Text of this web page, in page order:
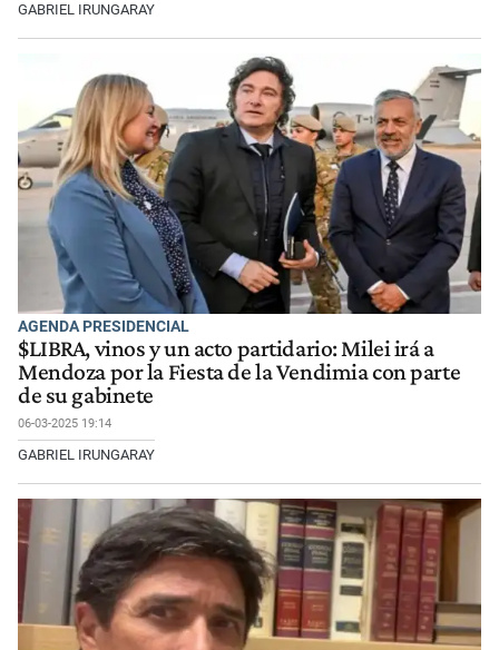
GABRIEL IRUNGARAY
AGENDA PRESIDENCIAL
$LIBRA, vinos y un acto partidario: Milei irá a
Mendoza por la Fiesta de la Vendimia con parte
de su gabinete
06-03-2025 19:14
GABRIEL IRUNGARAY